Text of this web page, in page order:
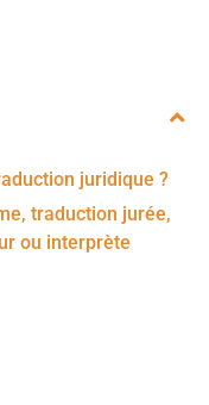
juridique ?
traduction jurée,
ou interprète